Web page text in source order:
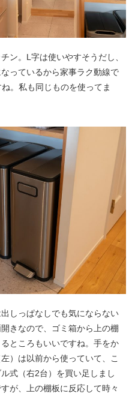
ン。L字は使いやすそうだし、
っているから家事ラク動線で
ね。私も同じものを使ってま
しっぱなしでも気にならない
きなので、ゴミ箱から上の棚
ところもいいですね。手をか
）は以前から使っていて、こ
式（右2台）を買い足しまし
が、上の棚板に反応して時々